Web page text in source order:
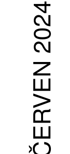
ČERVEN 2024